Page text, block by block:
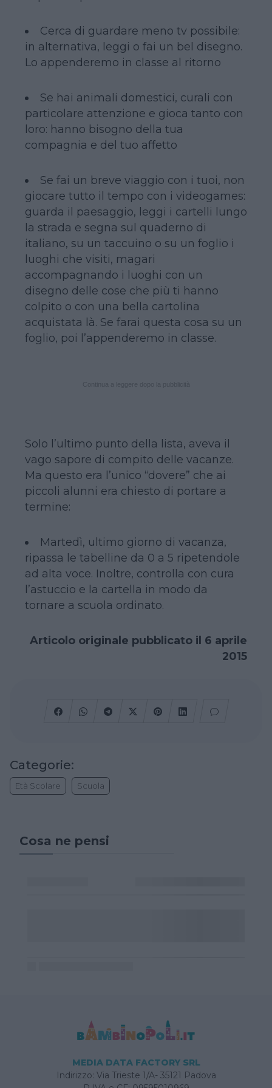
Cerca di guardare meno tv possibile:
in alternativa, leggi o fai un bel disegno.
Lo appenderemo in classe al ritorno
Se hai animali domestici, curali con
particolare attenzione e gioca tanto con
loro: hanno bisogno della tua
compagnia e del tuo affetto
Se fai un breve viaggio con i tuoi, non
giocare tutto il tempo con i videogames:
guarda il paesaggio, leggi i cartelli lungo
la strada e segna sul quaderno di
italiano, su un taccuino o su un foglio i
luoghi che visiti, magari
accompagnando i luoghi con un
disegno delle cose che più ti hanno
colpito o con una bella cartolina
acquistata là. Se farai questa cosa su un
foglio, poi l’appenderemo in classe.
Solo l’ultimo punto della lista, aveva il
vago sapore di compito delle vacanze.
Ma questo era l’unico “dovere” che ai
piccoli alunni era chiesto di portare a
termine:
Martedì, ultimo giorno di vacanza,
ripassa le tabelline da 0 a 5 ripetendole
ad alta voce. Inoltre, controlla con cura
l’astuccio e la cartella in modo da
tornare a scuola ordinato.
Articolo originale pubblicato il 6 aprile
2015
Categorie:
Età Scolare Scuola
Cosa ne pensi
MEDIA DATA FACTORY SRL
Indirizzo: Via Trieste 1/A- 35121 Padova